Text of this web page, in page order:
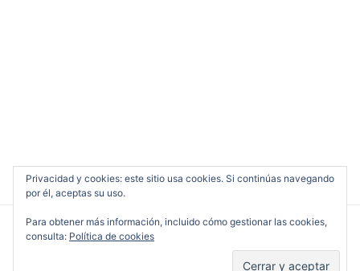
Privacidad y cookies: este sitio usa cookies. Si continúas navegando
por él, aceptas su uso.
Para obtener más información, incluido cómo gestionar las cookies,
consulta: Política de cookies